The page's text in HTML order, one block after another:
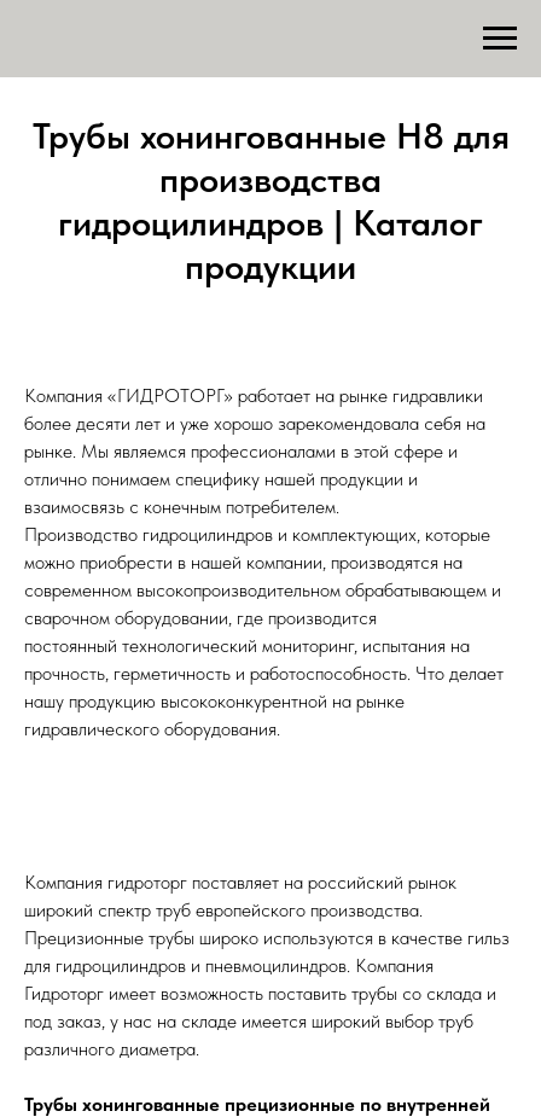
Трубы хонингованные H8 для
производства
гидроцилиндров | Каталог
продукции
Компания «ГИДРОТОРГ» работает на рынке гидравлики
более десяти лет и уже хорошо зарекомендовала себя на
рынке. Мы являемся профессионалами в этой сфере и
отлично понимаем специфику нашей продукции и
взаимосвязь с конечным потребителем.
Производство гидроцилиндров и комплектующих, которые
можно приобрести в нашей компании, производятся на
современном высокопроизводительном обрабатывающем и
сварочном оборудовании, где производится
постоянный технологический мониторинг, испытания на
прочность, герметичность и работоспособность. Что делает
нашу продукцию высококонкурентной на рынке
гидравлического оборудования.
Компания гидроторг поставляет на российский рынок
широкий спектр труб европейского производства.
Прецизионные трубы широко используются в качестве гильз
для гидроцилиндров и пневмоцилиндров. Компания
Гидроторг имеет возможность поставить трубы со склада и
под заказ, у нас на складе имеется широкий выбор труб
различного диаметра.
Трубы хонингованные прецизионные по внутренней